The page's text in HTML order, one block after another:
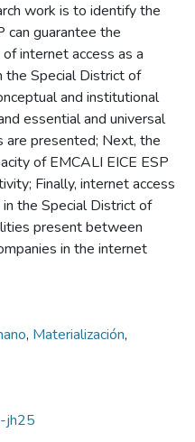
work is to identify the
can guarantee the
internet access as a
the Special District of
and institutional
essential and universal
are presented; Next, the
of EMCALI EICE ESP
Finally, internet access
the Special District of
present between
in the internet
, Materialización,
jh25